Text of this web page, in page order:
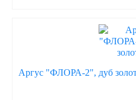
Аргус "ФЛОРА-2", дуб